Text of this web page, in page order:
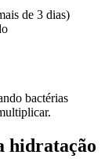
de 3 dias)
bactérias
hidratação